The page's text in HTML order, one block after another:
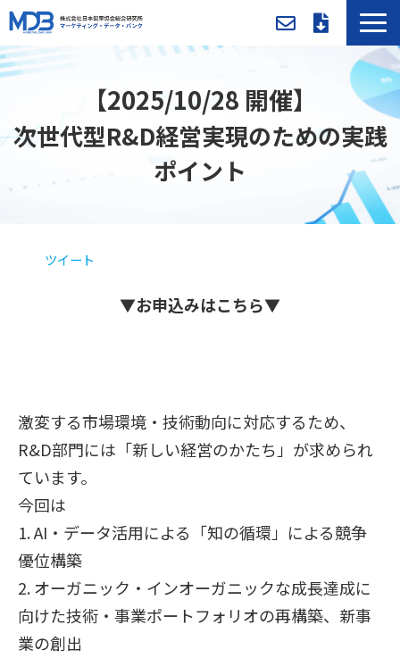
導入事例／課題別活用法
入会方法・料金
セミナー/イベント
【2025/10/28 開催】
次世代型R&D経営実現のための実践
ポイント
ツイート
▼お申込みはこちら▼
激変する市場環境・技術動向に対応するため、
R&D部門には「新しい経営のかたち」が求められ
ています。
今回は
1. AI・データ活用による「知の循環」による競争
優位構築
2. オーガニック・インオーガニックな成長達成に
向けた技術・事業ポートフォリオの再構築、新事
業の創出